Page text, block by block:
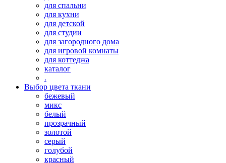
для спальни
для кухни
для детской
для студии
для загородного дома
для игровой комнаты
для коттеджа
каталог
.
Выбор цвета ткани
бежевый
микс
белый
прозрачный
золотой
серый
голубой
красный